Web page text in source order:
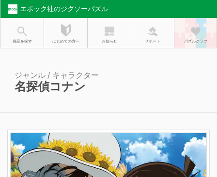
エポック社のジグソーパズル
商品を探す はじめての方へ お知らせ サポート パズルクラブ
ジャンル / キャラクター
名探偵コナン